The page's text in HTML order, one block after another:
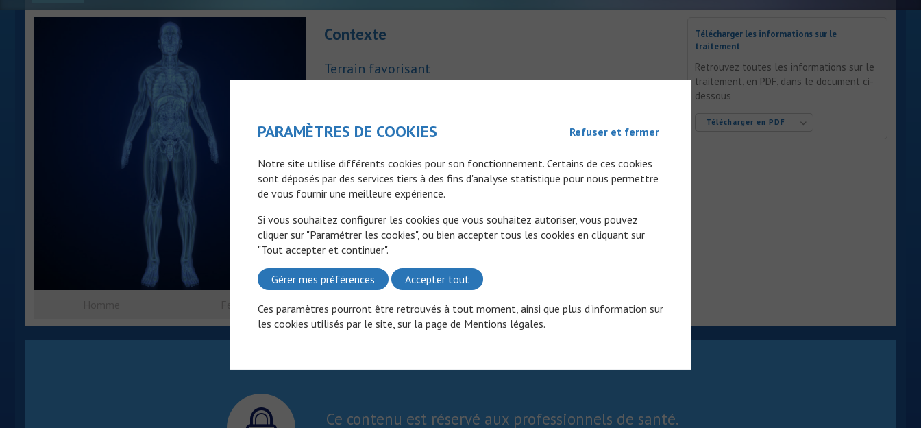
Contexte
Terrain favorisant
Les mucites sont liées aux lésions directes de la chimiothérapie au niveau
sensible du fait de son renouvellement cellulaire rapide par rapport aux
autres tissus de l’organisme.
A propos de la mucite :
Télécharger les informations sur le
traitement
Retrouvez toutes les informations sur le
traitement, en PDF, dans le document ci-
dessous
Télécharger en PDF
Ce contenu est réservé aux professionnels de santé.
Refuser et fermer
PARAMÈTRES DE COOKIES
Notre site utilise différents cookies pour son fonctionnement. Certains de ces cookies
sont déposés par des services tiers à des fins d'analyse statistique pour nous permettre
de vous fournir une meilleure expérience.
Si vous souhaitez configurer les cookies que vous souhaitez autoriser, vous pouvez
cliquer sur "Paramétrer les cookies", ou bien accepter tous les cookies en cliquant sur
"Tout accepter et continuer".
Gérer mes préférences Accepter tout
Ces paramètres pourront être retrouvés à tout moment, ainsi que plus d'information sur
les cookies utilisés par le site, sur la page de Mentions légales.